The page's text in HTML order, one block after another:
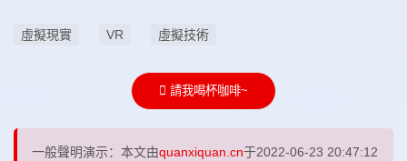
虛擬現實 VR 虛擬技術
請我喝杯咖啡~
一般聲明演示：本文由quanxiquan.cn于2022-06-23 20:47:12